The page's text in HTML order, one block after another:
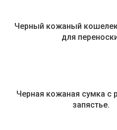
Черный кожаный
для
Черная кожаная сумка с
запястье.